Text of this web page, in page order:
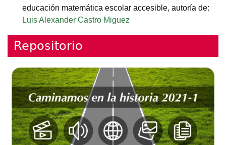
educación matemática escolar accesible, autoría de:
Luis Alexander Castro Miguez
Repositorio